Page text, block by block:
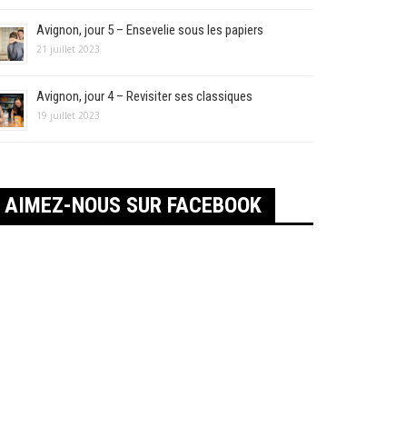
Avignon, jour 5 – Ensevelie sous les papiers
21 juillet 2023
Avignon, jour 4 – Revisiter ses classiques
19 juillet 2023
AIMEZ-NOUS SUR FACEBOOK